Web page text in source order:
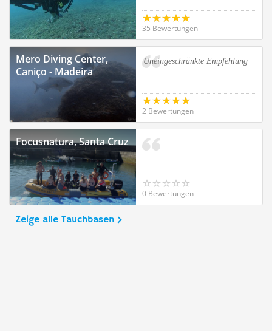
35 Bewertungen
Mero Diving Center,
Caniço - Madeira
Uneingeschränkte Empfehlung
2 Bewertungen
Focusnatura, Santa Cruz
0 Bewertungen
Zeige alle Tauchbasen